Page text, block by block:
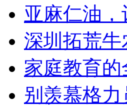
亚麻仁油，
深圳拓荒牛
家庭教育
别羡慕格力